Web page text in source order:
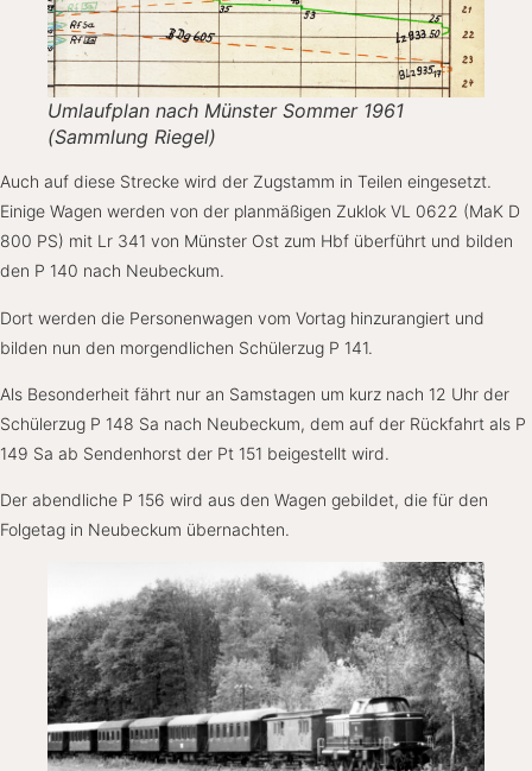
Umlaufplan nach Münster Sommer 1961
(Sammlung Riegel)
Auch auf diese Strecke wird der Zugstamm in Teilen eingesetzt.
Einige Wagen werden von der planmäßigen Zuklok VL 0622 (MaK D
800 PS) mit Lr 341 von Münster Ost zum Hbf überführt und bilden
den P 140 nach Neubeckum.
Dort werden die Personenwagen vom Vortag hinzurangiert und
bilden nun den morgendlichen Schülerzug P 141.
Als Besonderheit fährt nur an Samstagen um kurz nach 12 Uhr der
Schülerzug P 148 Sa nach Neubeckum, dem auf der Rückfahrt als P
149 Sa ab Sendenhorst der Pt 151 beigestellt wird.
Der abendliche P 156 wird aus den Wagen gebildet, die für den
Folgetag in Neubeckum übernachten.